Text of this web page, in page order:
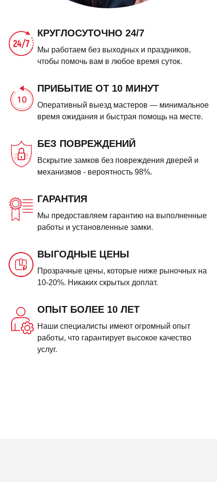
КРУГЛОСУТОЧНО 24/7
Мы работаем без выходных и праздников,
чтобы помочь вам в любое время суток.
ПРИБЫТИЕ ОТ 10 МИНУТ
Оперативный выезд мастеров — минимальное
время ожидания и быстрая помощь на месте.
БЕЗ ПОВРЕЖДЕНИЙ
Вскрытие замков без повреждения дверей и
механизмов - вероятность 98%.
ГАРАНТИЯ
Мы предоставляем гарантию на выполненные
работы и установленные замки.
ВЫГОДНЫЕ ЦЕНЫ
Прозрачные цены, которые ниже рыночных на
10-20%. Никаких скрытых доплат.
ОПЫТ БОЛЕЕ 10 ЛЕТ
Наши специалисты имеют огромный опыт
работы, что гарантирует высокое качество
услуг.